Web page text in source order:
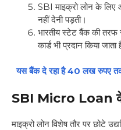
SBI माइक्रो लोन के लिए
नहीं देनी पड़ती।
भारतीय स्टेट बैंक की
कार्ड भी प्रदान किया जाता
यस बैंक दे रहा है 40 लख रुपए
SBI Micro Loan के
माइक्रो लोन विशेष तौर पर छोटे